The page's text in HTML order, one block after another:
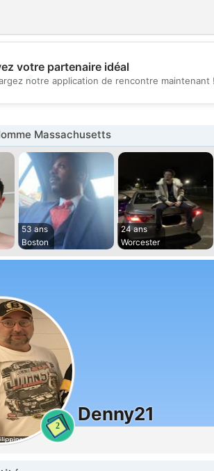
💖
💕
votre partenaire idéal
notre application de rencontre maintenant !
Massachusetts
53 ans
Boston
24 ans
Worcester
2
Denny21